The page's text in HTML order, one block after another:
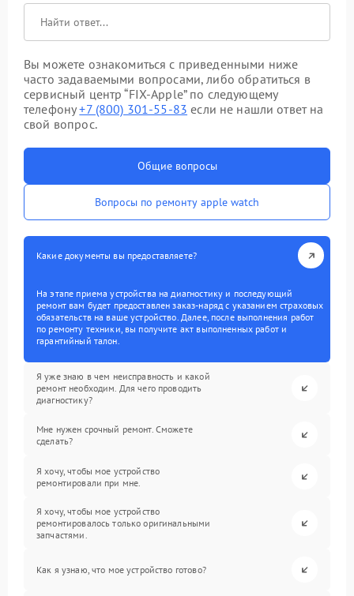
Вы можете ознакомиться с приведенными ниже
часто задаваемыми вопросами, либо обратиться в
сервисный центр “FIX-Apple” по следующему
телефону+7 (800) 301-55-83 если не нашли ответ на
свой вопрос.
Общие вопросы
Вопросы по ремонту apple watch
Какие документы вы предоставляете?
На этапе приема устройства на диагностику и последующий
ремонт вам будет предоставлен заказ-наряд с указанием страховых
обязательств на ваше устройство. Далее, после выполнения работ
по ремонту техники, вы получите акт выполненных работ и
гарантийный талон.
Я уже знаю в чем неисправность и какой
ремонт необходим. Для чего проводить
диагностику?
Мне нужен срочный ремонт. Сможете
сделать?
Я хочу, чтобы мое устройство
ремонтировали при мне.
Я хочу, чтобы мое устройство
ремонтировалось только оригинальными
запчастями.
Как я узнаю, что мое устройство готово?